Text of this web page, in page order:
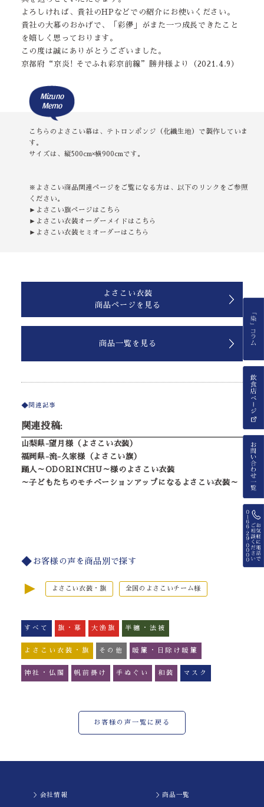
よろしければ、貴社のHPなどでの紹介にお使いください。
貴社の大幕のおかげで、「彩儚」がまた一つ成長できたこと
を嬉しく思っております。
この度は誠にありがとうございました。
京都府“京炎! そでふれ彩京前線”勝井様より（2021.4.9）
こちらのよさこい幕は、テトロンポンジ（化繊生地）で製作していま
す。
サイズは、縦500cm×横900cmです。
※よさこい商品関連ページをご覧になる方は、以下のリンクをご参照
ください。
►よさこい旗ページはこちら
►よさこい衣装オーダーメイドはこちら
►よさこい衣装セミオーダーはこちら
Mizuno
Memo
商品一覧を見る
よさこい衣装
商品ページを見る
関連記事
関連投稿:
山梨県-望月様（よさこい衣装）
福岡県-流-久家様（よさこい旗）
踊人～ODORINCHU～様のよさこい衣装
～子どもたちのモチベーションアップになるよさこい衣装～
お客様の声を商品別で探す
► よさこい衣装・旗 全国のよさこいチーム様
すべて 旗・幕 大漁旗 半纏・法被
よさこい衣装・旗 その他 暖簾・日除け暖簾
神社・仏閣 帆前掛け 手ぬぐい 和装 マスク
お客様の声一覧に戻る
＞会社情報 ＞商品一覧